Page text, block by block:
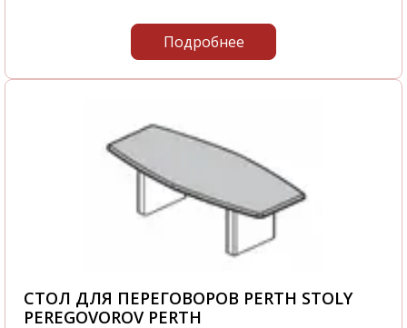
Подробнее
СТОЛ ДЛЯ ПЕРЕГОВОРОВ PERTH STOLY
PEREGOVOROV PERTH